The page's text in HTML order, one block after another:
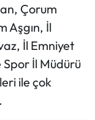
Çorum
Aşgın, İl
İl Emniyet
İl Müdürü
ile çok